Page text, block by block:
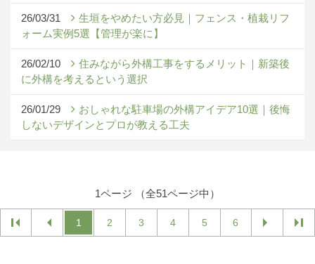
26/03/31
生垣をやめたい方必見｜フェンス・植栽リフ
ォーム実例5選【管理が楽に】
26/02/10
住みながら外構工事をするメリット｜新築後
に外構を考えるという選択
26/01/29
おしゃれな駐車場の外構アイデア10選｜後悔
しないデザインとプロが教える工夫
1ページ （全51ページ中）
1 2 3 4 5 6